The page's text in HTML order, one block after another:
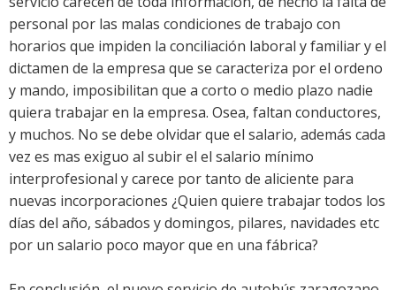
personal por las malas condiciones de trabajo con
horarios que impiden la conciliación laboral y familiar y el
dictamen de la empresa que se caracteriza por el ordeno
y mando, imposibilitan que a corto o medio plazo nadie
quiera trabajar en la empresa. Osea, faltan conductores,
y muchos. No se debe olvidar que el salario, además cada
vez es mas exiguo al subir el el salario mínimo
interprofesional y carece por tanto de aliciente para
nuevas incorporaciones ¿Quien quiere trabajar todos los
días del año, sábados y domingos, pilares, navidades etc
por un salario poco mayor que en una fábrica?